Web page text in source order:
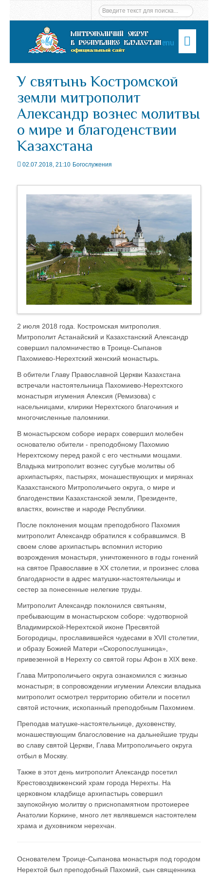
Menu
У святынь Костромской
земли митрополит
Александр вознес молитвы
о мире и благоденствии
Казахстана
02.07.2018, 21:10 Богослужения
2 июля 2018 года. Костромская митрополия.
Митрополит Астанайский и Казахстанский Александр
совершил паломничество в Троице-Сыпанов
Пахомиево-Нерехтский женский монастырь.
В обители Главу Православной Церкви Казахстана
встречали настоятельница Пахомиево-Нерехтского
монастыря игумения Алексия (Ремизова) с
насельницами, клирики Нерехтского благочиния и
многочисленные паломники.
В монастырском соборе иерарх совершил молебен
основателю обители - преподобному Пахомию
Нерехтскому перед ракой с его честными мощами.
Владыка митрополит вознес сугубые молитвы об
архипастырях, пастырях, монашествующих и мирянах
Казахстанского Митрополичьего округа, о мире и
благоденствии Казахстанской земли, Президенте,
властях, воинстве и народе Республики.
После поклонения мощам преподобного Пахомия
митрополит Александр обратился к собравшимся. В
своем слове архипастырь вспомнил историю
возрождения монастыря, уничтоженного в годы гонений
на святое Православие в ХХ столетии, и произнес слова
благодарности в адрес матушки-настоятельницы и
сестер за понесенные нелегкие труды.
Митрополит Александр поклонился святыням,
пребывающим в монастырском соборе: чудотворной
Владимирской-Нерехтской иконе Пресвятой
Богородицы, прославившейся чудесами в XVII столетии,
и образу Божией Матери «Скоропослушница»,
привезенной в Нерехту со святой горы Афон в XIX веке.
Глава Митрополичьего округа ознакомился с жизнью
монастыря; в сопровождении игумении Алексии владыка
митрополит осмотрел территорию обители и посетил
святой источник, ископанный преподобным Пахомием.
Преподав матушке-настоятельнице, духовенству,
монашествующим благословение на дальнейшие труды
во славу святой Церкви, Глава Митрополичьего округа
отбыл в Москву.
Также в этот день митрополит Александр посетил
Крестовоздвиженский храм города Нерехты. На
церковном кладбище архипастырь совершил
заупокойную молитву о приснопамятном протоиерее
Анатолии Коркине, много лет являвшемся настоятелем
храма и духовником нерехчан.
Основателем Троице-Сыпанова монастыря под городом
Нерехтой был преподобный Пахомий, сын священника